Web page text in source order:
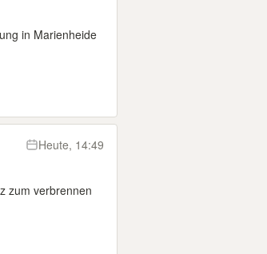
in Marienheide
Heute, 14:49
zum verbrennen